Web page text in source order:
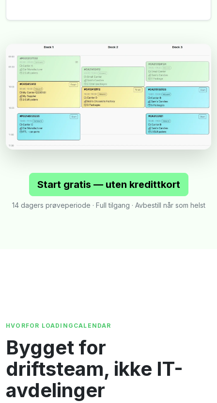
Start gratis — uten kredittkort
14 dagers prøveperiode · Full tilgang · Avbestill når som helst
HVORFOR LOADINGCALENDAR
Bygget for
driftsteam, ikke IT-
avdelinger